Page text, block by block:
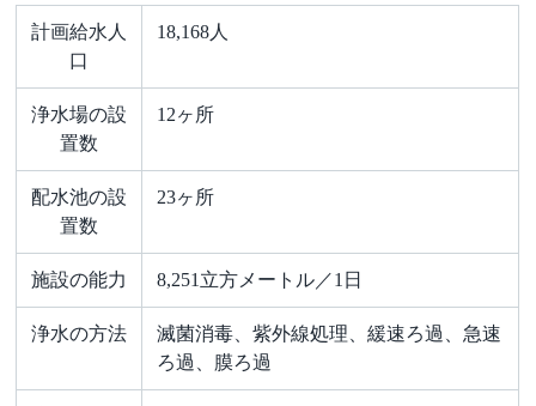
計画給水人
口
18,168人
浄水場の設
置数
12ヶ所
配水池の設
置数
23ヶ所
施設の能力 8,251立方メートル／1日
浄水の方法
滅菌消毒、紫外線処理、緩速ろ過、急速
ろ過、膜ろ過